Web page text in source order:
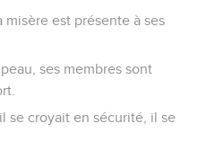
misère est présente à ses
ses membres sont
se croyait en sécurité, il se